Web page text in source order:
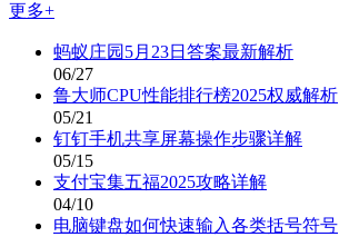
更多+
蚂蚁庄园5月23日答案最新解析
06/27
鲁大师CPU性能排行榜2025权威解析
05/21
钉钉手机共享屏幕操作步骤详解
05/15
支付宝集五福2025攻略详解
04/10
电脑键盘如何快速输入各类括号符号